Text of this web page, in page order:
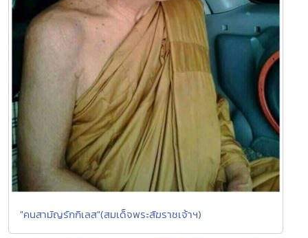
"คนสามัญรักกิเลส"(สมเด็จพระสัฆราชเจ้าฯ)